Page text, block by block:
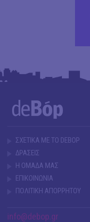
ΣΧΕΤΙΚΑ ΜΕ ΤΟ DEBOP
ΔΡΑΣΕΙΣ
Η ΟΜΑΔΑ ΜΑΣ
ΕΠΙΚΟΙΝΩΝΙΑ
ΠΟΛΙΤΙΚΗ ΑΠΟΡΡΗΤΟΥ
info@debop.gr